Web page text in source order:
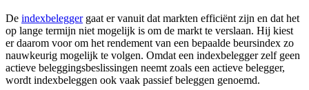
De indexbeleggergaat er vanuit dat markten efficiënt zijn en dat het
op lange termijn niet mogelijk is om de markt te verslaan. Hij kiest
er daarom voor om het rendement van een bepaalde beursindex zo
nauwkeurig mogelijk te volgen. Omdat een indexbelegger zelf geen
actieve beleggingsbeslissingen neemt zoals een actieve belegger,
wordt indexbeleggen ook vaak passief beleggen genoemd.